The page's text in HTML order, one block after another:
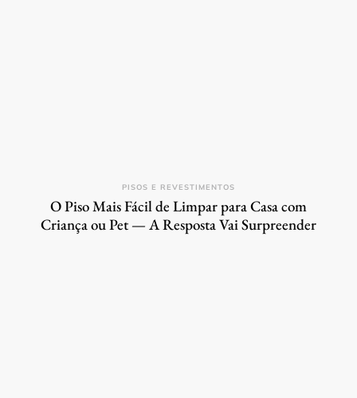
PISOS E REVESTIMENTOS
O Piso Mais Fácil de Limpar para Casa com
Criança ou Pet — A Resposta Vai Surpreender